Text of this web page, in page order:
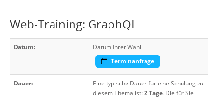
Web-Training: GraphQL
Datum:
Datum Ihrer Wahl
Terminanfrage
Dauer:
Eine typische Dauer für eine Schulung zu
diesem Thema ist:2 Tage. Die für Sie